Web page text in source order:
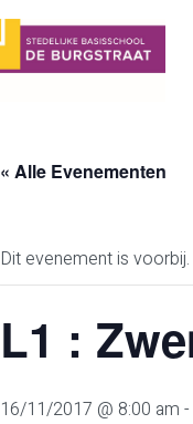
« Alle Evenementen
Dit evenement is voorbij.
L1 :
16/11/2017 @ 8:00 am -